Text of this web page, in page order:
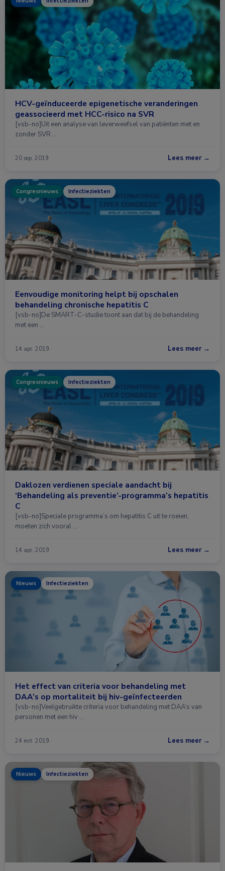
HCV-geïnduceerde epigenetische veranderingen
geassocieerd met HCC-risico na SVR
[vsb-no]Uit een analyse van leverweefsel van patiënten met en
zonder SVR …
20 sep. 2019 Lees meer →
Congresnieuws Infectieziekten
Eenvoudige monitoring helpt bij opschalen
behandeling chronische hepatitis C
[vsb-no]De SMART-C-studie toont aan dat bij de behandeling
met een …
14 apr. 2019 Lees meer →
Congresnieuws Infectieziekten
Daklozen verdienen speciale aandacht bij
‘Behandeling als preventie’-programma’s hepatitis
C
[vsb-no]Speciale programma’s om hepatitis C uit te roeien,
moeten zich vooral …
14 apr. 2019 Lees meer →
Nieuws Infectieziekten
Het effect van criteria voor behandeling met
DAA’s op mortaliteit bij hiv-geïnfecteerden
[vsb-no]Veelgebruikte criteria voor behandeling met DAA’s van
personen met een hiv …
24 mrt. 2019 Lees meer →
Nieuws Infectieziekten